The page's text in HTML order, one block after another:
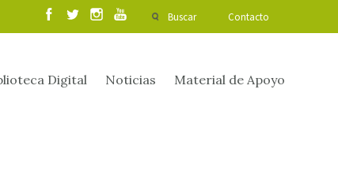
Buscar Contacto
Digital Noticias Material de Apoyo